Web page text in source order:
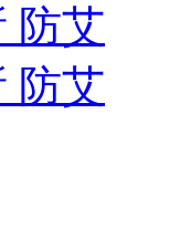
防艾
防艾